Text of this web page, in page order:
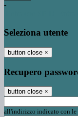
-
Seleziona utente
button close ×
Recupero
button close ×
all'indirizzo indicato con le